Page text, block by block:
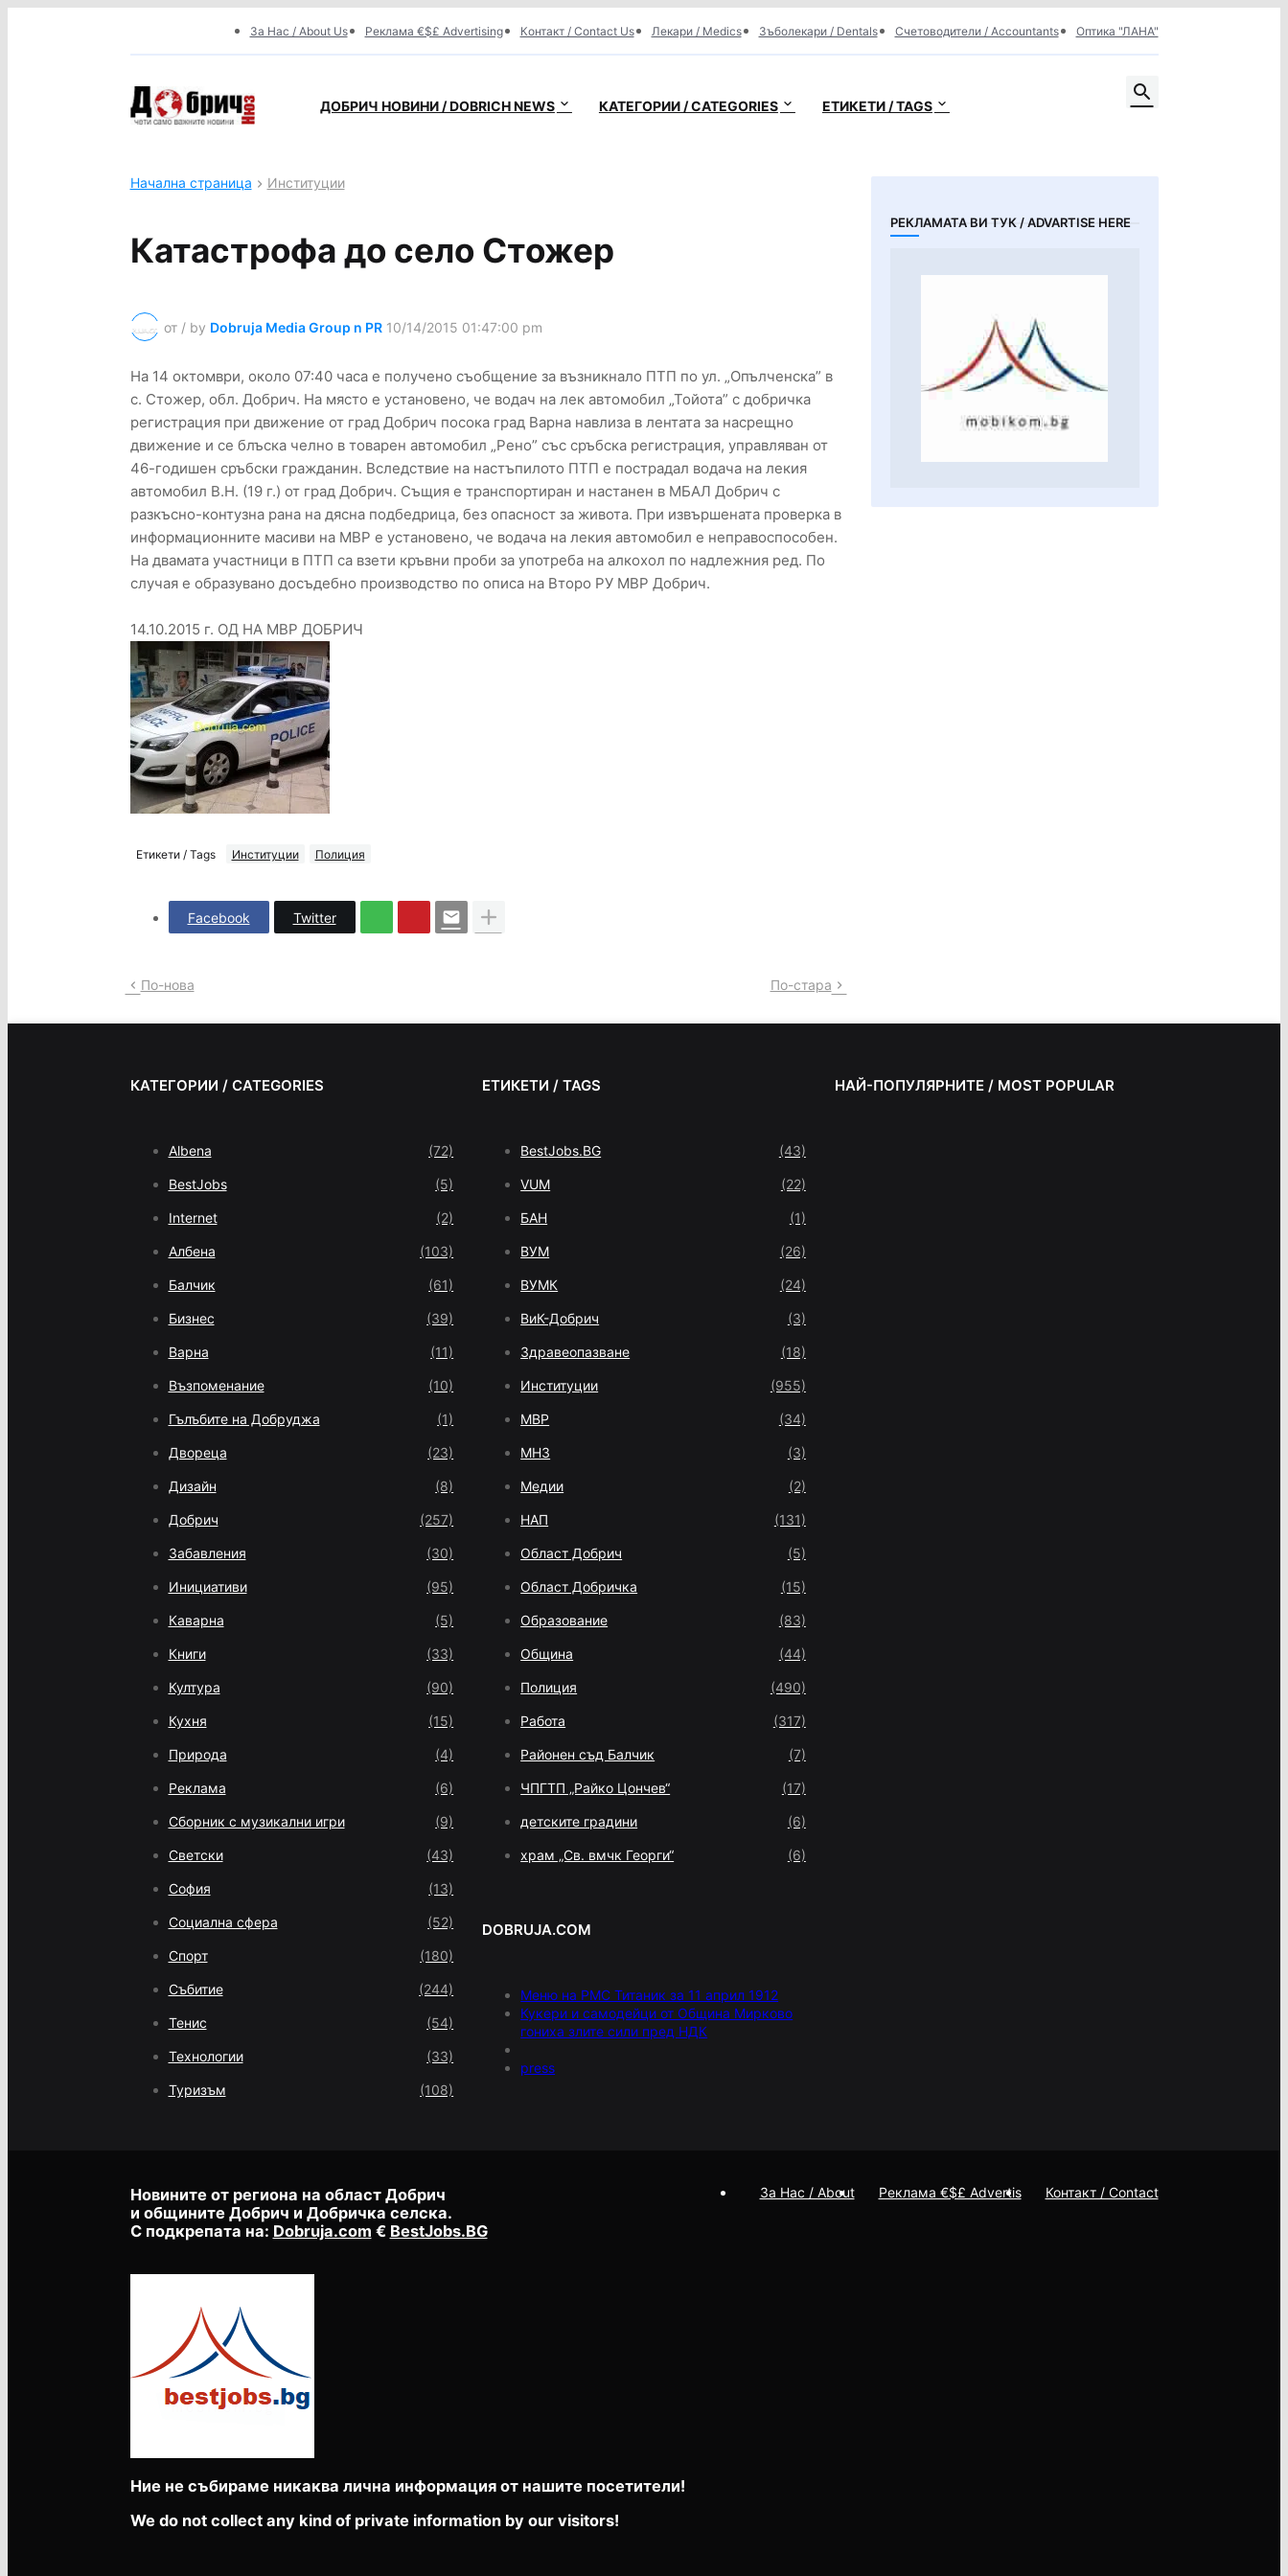
За Нас / About Us Реклама €$£ Advertising Контакт / Contact Us Лекари / Medics Зъболекари / Dentals Счетоводители / Accountants Оптика "ЛАНА"
ДОБРИЧ НОВИНИ / DOBRICH NEWS КАТЕГОРИИ / CATEGORIES ЕТИКЕТИ / TAGS
Начална страница Институции
Катастрофа до село Стожер
от / by Dobruja Media Group n PR 10/14/2015 01:47:00 pm
На 14 октомври, около 07:40 часа е получено съобщение за възникнало ПТП по ул. „Опълченска” в
с. Стожер, обл. Добрич. На място е установено, че водач на лек автомобил „Тойота” с добричка
регистрация при движение от град Добрич посока град Варна навлиза в лентата за насрещно
движение и се блъска челно в товарен автомобил „Рено” със сръбска регистрация, управляван от
46-годишен сръбски гражданин. Вследствие на настъпилото ПТП е пострадал водача на лекия
автомобил В.Н. (19 г.) от град Добрич. Същия е транспортиран и настанен в МБАЛ Добрич с
разкъсно-контузна рана на дясна подбедрица, без опасност за живота. При извършената проверка в
информационните масиви на МВР е установено, че водача на лекия автомобил е неправоспособен.
На двамата участници в ПТП са взети кръвни проби за употреба на алкохол по надлежния ред. По
случая е образувано досъдебно производство по описа на Второ РУ МВР Добрич.
14.10.2015 г. ОД НА МВР ДОБРИЧ
Етикети / Tags Институции Полиция
Facebook Twitter
По-нова По-стара
РЕКЛАМАТА ВИ ТУК / ADVARTISE HERE
КАТЕГОРИИ / CATEGORIES
Albena (72)
BestJobs (5)
Internet (2)
Албена (103)
Балчик (61)
Бизнес (39)
Варна (11)
Възпоменание (10)
Гълъбите на Добруджа (1)
Двореца (23)
Дизайн (8)
Добрич (257)
Забавления (30)
Инициативи (95)
Каварна (5)
Книги (33)
Култура (90)
Кухня (15)
Природа (4)
Реклама (6)
Сборник с музикални игри (9)
Светски (43)
София (13)
Социална сфера (52)
Спорт (180)
Събитие (244)
Тенис (54)
Технологии (33)
Туризъм (108)
ЕТИКЕТИ / TAGS
BestJobs.BG (43)
VUM (22)
БАН (1)
ВУМ (26)
ВУМК (24)
ВиК-Добрич (3)
Здравеопазване (18)
Институции (955)
МВР (34)
МНЗ (3)
Медии (2)
НАП (131)
Област Добрич (5)
Област Добричка (15)
Образование (83)
Община (44)
Полиция (490)
Работа (317)
Районен съд Балчик (7)
ЧПГТП „Райко Цончев“ (17)
детските градини (6)
храм „Св. вмчк Георги“ (6)
DOBRUJA.COM
Меню на РМС Титаник за 11 април 1912
Кукери и самодейци от Община Мирково
гониха злите сили пред НДК
press
НАЙ-ПОПУЛЯРНИТЕ / MOST POPULAR
Новините от региона на област Добрич
и общините Добрич и Добричка селска.
С подкрепата на: Dobruja.com € BestJobs.BG
Ние не събираме никаква лична информация от нашите посетители!
We do not collect any kind of private information by our visitors!
За Нас / About Реклама €$£ Advertis Контакт / Contact